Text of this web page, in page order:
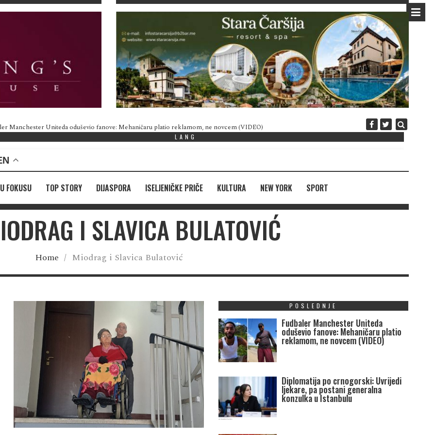
Manchester Uniteda oduševio fanove: Mehaničaru platio reklamom, ne novcem (VIDEO) Diplomatija po
LANG
U FOKUSU TOP STORY DIJASPORA ISELJENIČKE PRIČE KULTURA NEW YORK SPORT
I SLAVICA BULATOVIĆ
Home / Miodrag i Slavica Bulatović
POSLEDNJE
Fudbaler Manchester Uniteda
oduševio fanove: Mehaničaru platio
reklamom, ne novcem (VIDEO)
Diplomatija po crnogorski: Uvrijedi
ljekare, pa postani generalna
konzulka u Istanbulu